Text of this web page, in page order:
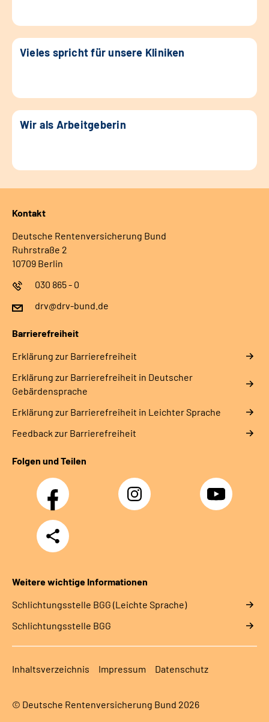
Vieles spricht für unsere Kliniken
Wir als Arbeitgeberin
Kontakt
Deutsche Rentenversicherung Bund
Ruhrstraße 2
10709 Berlin
030 865 - 0
drv@drv-bund.de
Barrierefreiheit
Erklärung zur Barrierefreiheit
Erklärung zur Barrierefreiheit in Deutscher
Gebärdensprache
Erklärung zur Barrierefreiheit in Leichter Sprache
Feedback zur Barrierefreiheit
Folgen und Teilen
Facebook Instagram YouTube
Teilen
Weitere wichtige Informationen
Schlich­tungs­stel­le BGG (Leichte Sprache)
Schlich­tungs­stel­le BGG
Inhaltsverzeichnis Impressum Datenschutz
© Deutsche Rentenversicherung Bund 2026